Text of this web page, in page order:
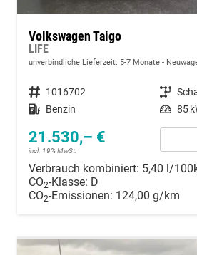
Volkswagen Taigo
LIFE
unverbindliche Lieferzeit: 5-7 Monate
Fahrzeugnummer 1016702 Getriebe
Kraftstoff Benzin Leistung 85
21.530,– €
incl. 19% MwSt.
Verbrauch kombiniert: 5,40 l/
CO2-Klasse: D
CO2-Emissionen: 124,00 g/km